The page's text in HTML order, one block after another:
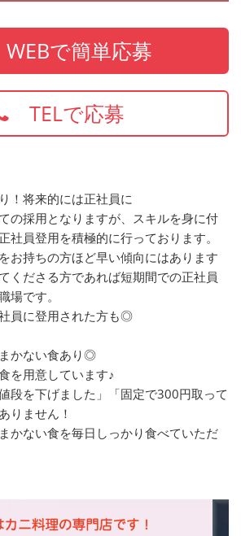
で簡単応募
TELで応募
！将来的には正社員に
の採用となりますが、スキルを身に付
社員登用を積極的に行っております。
お持ちの方ほど早い傾向にはあります
くださる方であれば短期間での正社員
場です。
員に登用された方も◎
かない食あり◎
を用意しています♪
段を下げました」「固定で300円取って
りません！
かない食を毎日しっかり食べていただ